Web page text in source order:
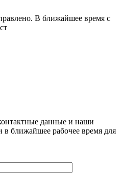
В ближайшее время с
данные и наши
в ближайшее рабочее время для